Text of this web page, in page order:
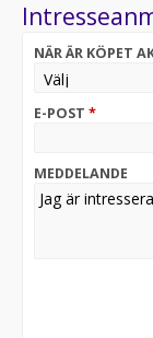
NÄR ÄR KÖPET
E-POST *
MEDDELANDE